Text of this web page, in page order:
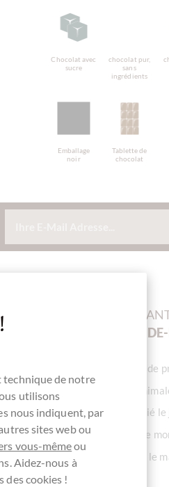
Chocolat avec
sucre
chocolat pur,
sans
ingrédients
Emballage
noir
Tablette de
chocolat
>FORTE>VOS
CHOCOLATS-
Grande sélection de
Pas de valeur
Prêt à être expédié le
Expédition dans le
Recommandé par le
Feinschmecker
technique de notre
utilisons
nous indiquent, par
sites web ou
vous-mêmeou
Aidez-nous à
des cookies !